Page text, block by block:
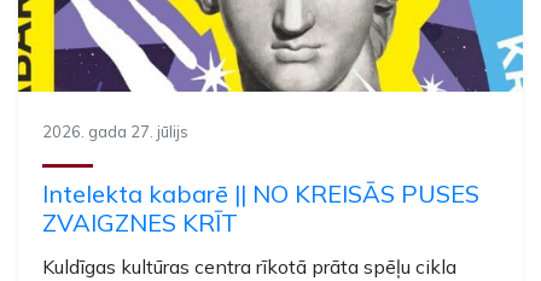
2026. gada 27. jūlijs
Intelekta kabarē || NO KREISĀS PUSES
ZVAIGZNES KRĪT
Kuldīgas kultūras centra rīkotā prāta spēļu cikla